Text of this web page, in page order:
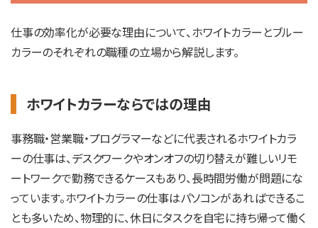
仕事の効率化が必要な理由について、ホワイトカラーとブルー
カラーのそれぞれの職種の立場から解説します。
ホワイトカラーならではの理由
事務職・営業職・プログラマーなどに代表されるホワイトカラ
ーの仕事は、デスクワークやオンオフの切り替えが難しいリモ
ートワークで勤務できるケースもあり、長時間労働が問題にな
っています。ホワイトカラーの仕事はパソコンがあればできるこ
とも多いため、物理的に、休日にタスクを自宅に持ち帰って働く